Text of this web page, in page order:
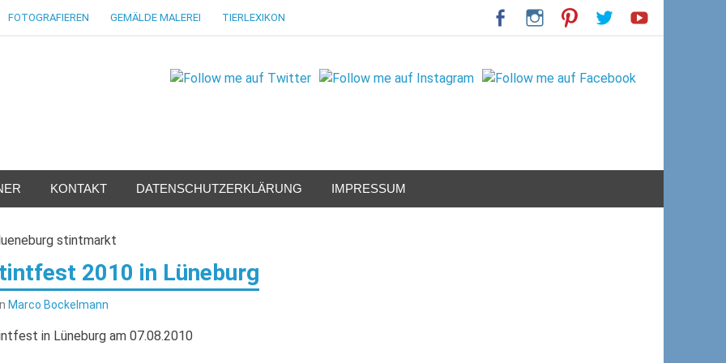
FOTOGRAFIEREN GEMÄLDE MALEREI TIERLEXIKON
KONTAKT DATENSCHUTZERKLÄRUNG IMPRESSUM
2010 in Lüneburg
Marco Bockelmann
in Lüneburg am 07.08.2010